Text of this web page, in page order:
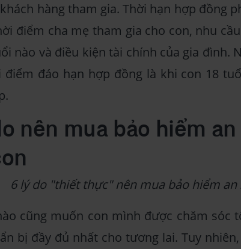
hàng tham gia. Thời hạn hợp đồng
điểm cha mẹ tham gia cho con, nhu
nào và điều kiện tài chính của gia đình.
điểm đáo hạn hợp đồng là khi con 18
nên mua bảo hiểm
6 lý do "thiết thực" nên mua bảo hiểm an
cũng muốn con mình được chăm sóc
bị đầy đủ nhất cho tương lai. Tuy